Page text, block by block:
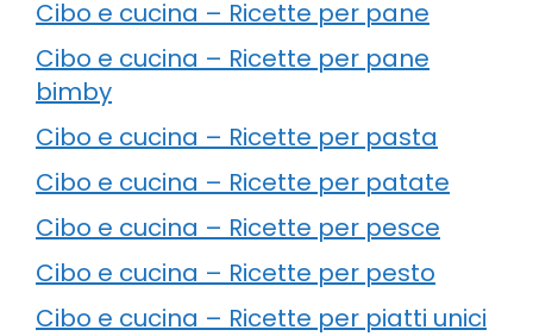
Cibo e cucina – Ricette per pane
Cibo e cucina – Ricette per pane
bimby
Cibo e cucina – Ricette per pasta
Cibo e cucina – Ricette per patate
Cibo e cucina – Ricette per pesce
Cibo e cucina – Ricette per pesto
Cibo e cucina – Ricette per piatti unici